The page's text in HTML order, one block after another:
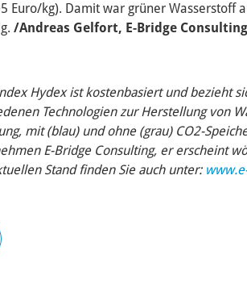
Euro/kg). Damit war grüner Wasserstoff
/Andreas Gelfort, E-Bridge Consulting
Hydex ist kostenbasiert und bezieht
Technologien zur Herstellung von
mit (blau) und ohne (grau) CO2-
E-Bridge Consulting, er erscheint
Stand finden Sie auch unter: